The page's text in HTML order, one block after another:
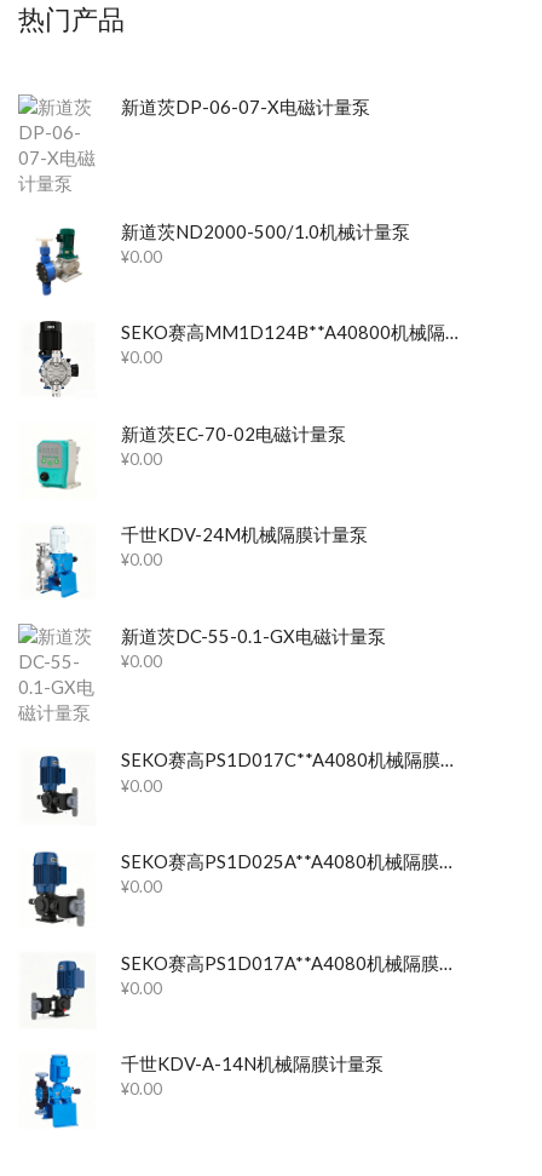
热门产品
新道茨DP-06-07-X电磁计量泵
新道茨ND2000-500/1.0机械计量泵
¥0.00
SEKO赛高MM1D124B**A40800机械隔膜计量泵
¥0.00
新道茨EC-70-02电磁计量泵
¥0.00
千世KDV-24M机械隔膜计量泵
¥0.00
新道茨DC-55-0.1-GX电磁计量泵
¥0.00
SEKO赛高PS1D017C**A4080机械隔膜计量泵
¥0.00
SEKO赛高PS1D025A**A4080机械隔膜计量泵
¥0.00
¥0.00
千世KDV-A-14N机械隔膜计量泵
¥0.00